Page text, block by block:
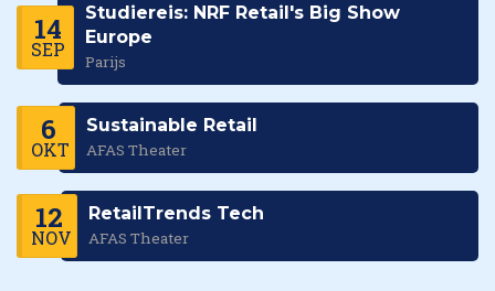
14
SEP
Studiereis: NRF Retail's Big Show
Europe
Parijs
6
OKT
Sustainable Retail
AFAS Theater
12
NOV
RetailTrends Tech
AFAS Theater